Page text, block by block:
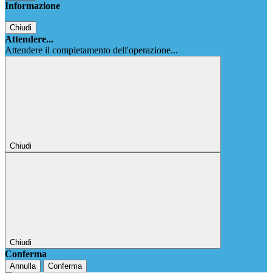
Informazione
Chiudi
Attendere...
Attendere il completamento dell'operazione...
Chiudi
Chiudi
Conferma
Annulla Conferma